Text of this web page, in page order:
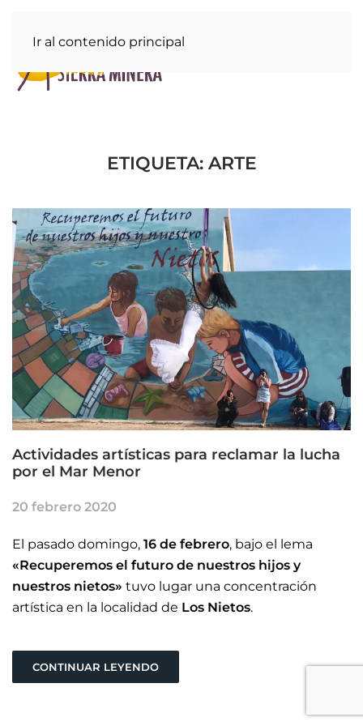
Ir al contenido principal
ETIQUETA: ARTE
Actividades artísticas para reclamar la lucha
por el Mar Menor
20 febrero 2020
El pasado domingo, 16 de febrero, bajo el lema
«Recuperemos el futuro de nuestros hijos y
nuestros nietos» tuvo lugar una concentración
artística en la localidad de Los Nietos.
CONTINUAR LEYENDO